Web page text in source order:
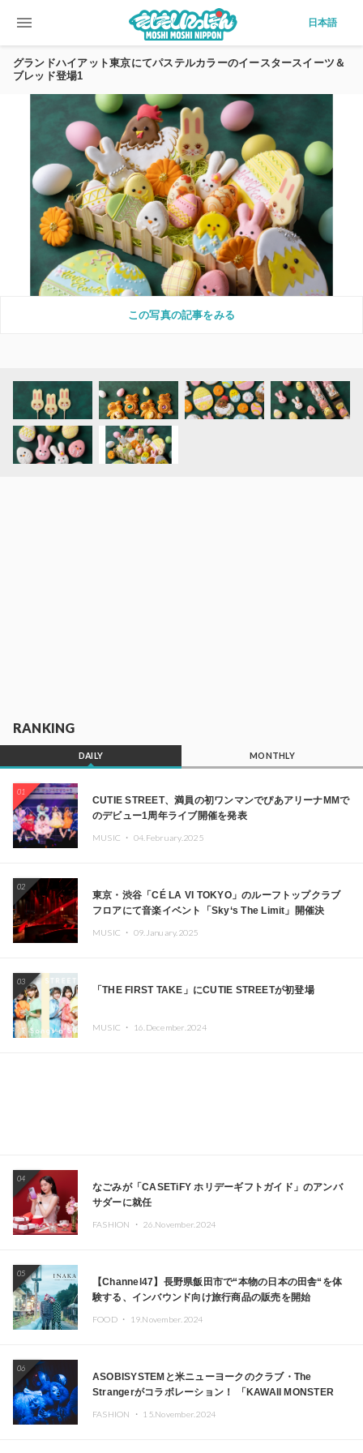
menu 日本語
グランドハイアット東京にてパステルカラーのイースタースイーツ＆
ブレッド登場1
この写真の記事をみる
RANKING
DAILY MONTHLY
01
CUTIE STREET、満員の初ワンマンでぴあアリーナMMで
のデビュー1周年ライブ開催を発表
MUSIC ・ 04.February.2025
02
東京・渋谷「CÉ LA VI TOKYO」のルーフトップクラブ
フロアにて音楽イベント「Sky‘s The Limit」開催決
MUSIC ・ 09.January.2025
03
「THE FIRST TAKE」にCUTIE STREETが初登場
MUSIC ・ 16.December.2024
04
なごみが「CASETiFY ホリデーギフトガイド」のアンバ
サダーに就任
FASHION ・ 26.November.2024
05
【Channel47】長野県飯田市で“本物の日本の田舎“を体
験する、インバウンド向け旅行商品の販売を開始
FOOD ・ 19.November.2024
06
ASOBISYSTEMと米ニューヨークのクラブ・The
Strangerがコラボレーション！ 「KAWAII MONSTER
FASHION ・ 15.November.2024